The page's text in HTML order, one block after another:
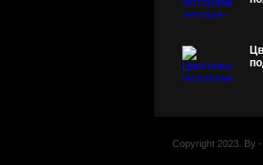
Copyright 2023. By -